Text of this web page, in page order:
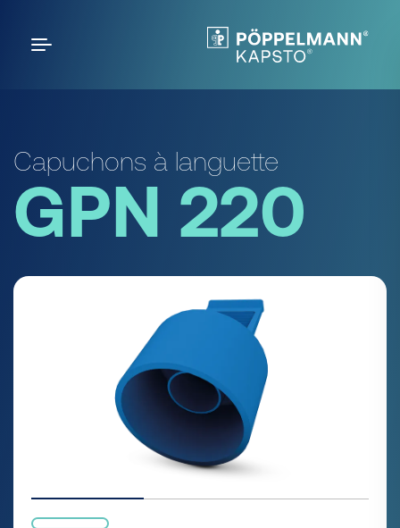
Capuchons à languette
GPN 220